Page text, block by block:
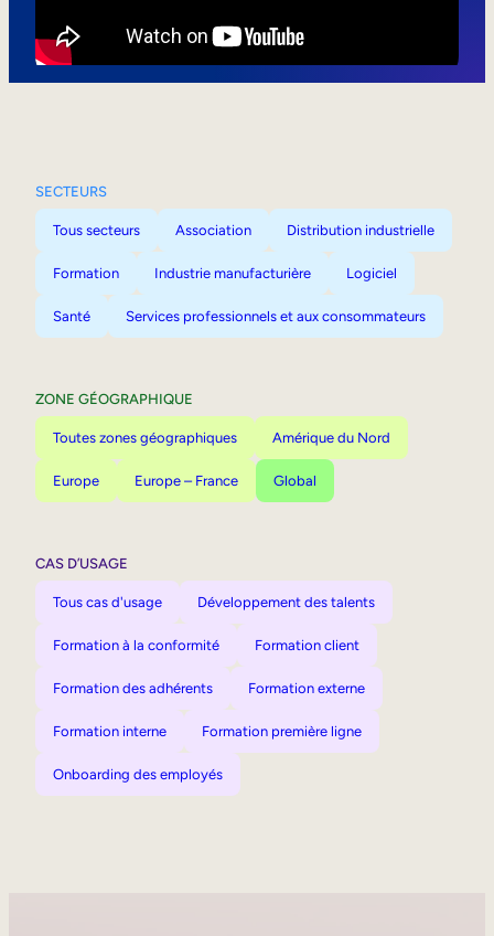
SECTEURS
Tous secteurs Association Distribution industrielle
Formation Industrie manufacturière Logiciel
Santé Services professionnels et aux consommateurs
ZONE GÉOGRAPHIQUE
Toutes zones géographiques Amérique du Nord
Europe Europe – France Global
CAS D’USAGE
Tous cas d'usage Développement des talents
Formation à la conformité Formation client
Formation des adhérents Formation externe
Formation interne Formation première ligne
Onboarding des employés